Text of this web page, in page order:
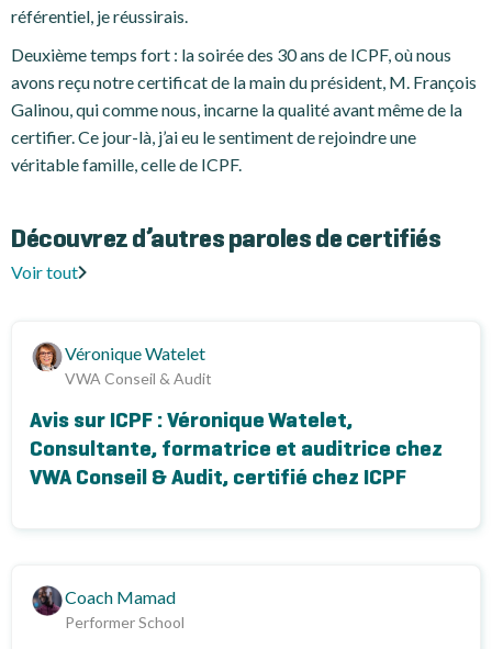
référentiel, je réussirais.
Deuxième temps fort : la soirée des 30 ans de ICPF, où nous
avons reçu notre certificat de la main du président, M. François
Galinou, qui comme nous, incarne la qualité avant même de la
certifier. Ce jour-là, j’ai eu le sentiment de rejoindre une
véritable famille, celle de ICPF.
Découvrez d’autres paroles de certifiés
Voir tout
Véronique Watelet
VWA Conseil & Audit
Avis sur ICPF : Véronique Watelet,
Consultante, formatrice et auditrice chez
VWA Conseil & Audit, certifié chez ICPF
Coach Mamad
Performer School